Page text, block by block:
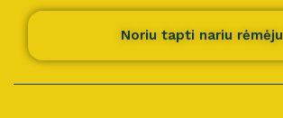
Noriu tapti nariu rėmėju